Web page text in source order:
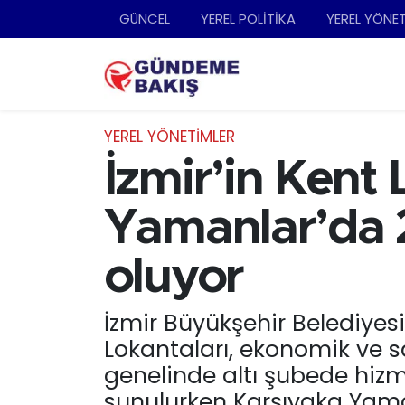
GÜNCEL YEREL POLİTİKA YEREL
YEREL YÖNETİMLER
İzmir’in
Yamanlar’da
oluyor
İzmir Büyükşehir
Lokantaları, ekonomik ve
genelinde altı şubede
Ankara
DÜNYA
EKONOMİ
English News
GÜNCEL
Nöbetçi Eczaneler
Trafik Durumu
Süper Lig Puan Durumu ve Fikstür
Tüm Manşetler
Son Dakika Haberleri
Haber Arşivi